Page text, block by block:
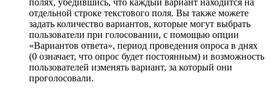
отдельной строке текстового поля. Вы также можете
задать количество вариантов, которые могут выбрать
пользователи при голосовании, с помощью опции
«Вариантов ответа», период проведения опроса в днях
(0 означает, что опрос будет постоянным) и возможность
пользователей изменять вариант, за который они
проголосовали.